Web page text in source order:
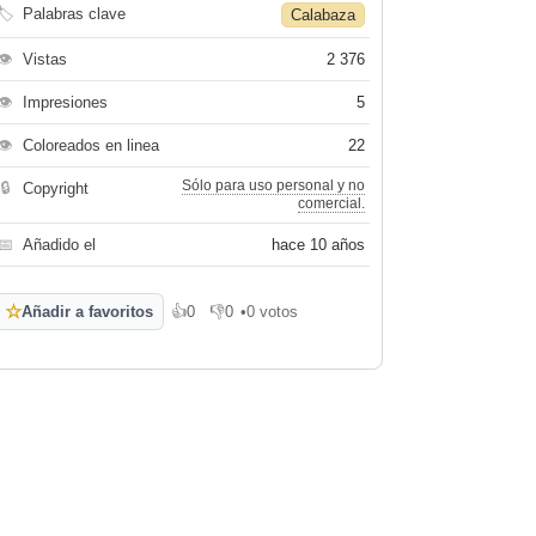
Palabras clave Calabaza
Vistas 2 376
Impresiones 5
Coloreados en linea 22
🔒 Copyright
Sólo para uso personal y no
comercial.
Añadido el hace 10 años
☆Añadir a favoritos 👍0
Me gusta
👎0
No me gusta
•0 votos